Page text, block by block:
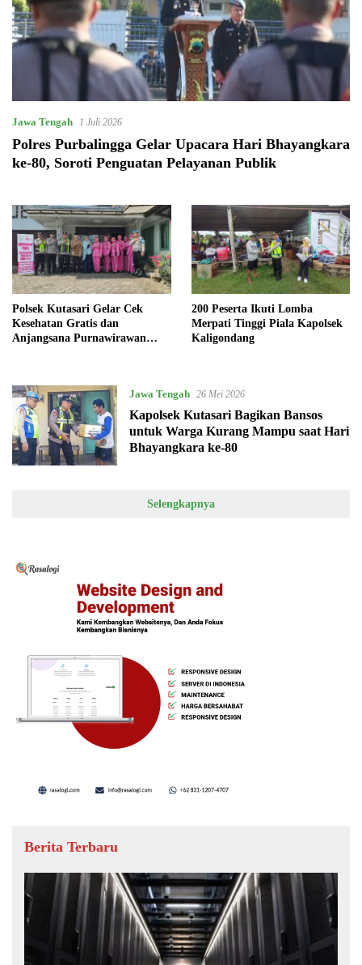
Jawa Tengah 1 Juli 2026
Polres Purbalingga Gelar Upacara Hari Bhayangkara
ke-80, Soroti Penguatan Pelayanan Publik
Polsek Kutasari Gelar Cek
Kesehatan Gratis dan
Anjangsana Purnawirawan
200 Peserta Ikuti Lomba
Merpati Tinggi Piala Kapolsek
Kaligondang
Jawa Tengah 26 Mei 2026
Kapolsek Kutasari Bagikan Bansos
untuk Warga Kurang Mampu saat Hari
Bhayangkara ke-80
Selengkapnya
Berita Terbaru